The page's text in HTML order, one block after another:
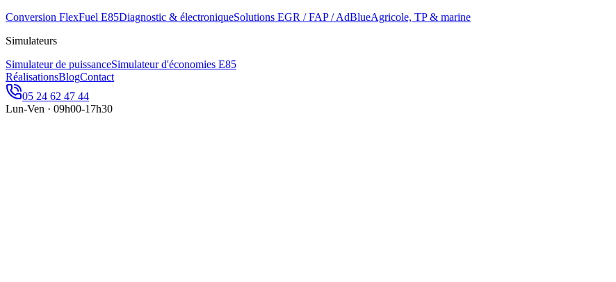
Conversion FlexFuel E85Diagnostic & électroniqueSolutions EGR / FAP / AdBlueAgricole, TP & marine
Simulateurs
Simulateur de puissanceSimulateur d'économies E85
RéalisationsBlogContact
05 24 62 47 44
Lun-Ven · 09h00-17h30